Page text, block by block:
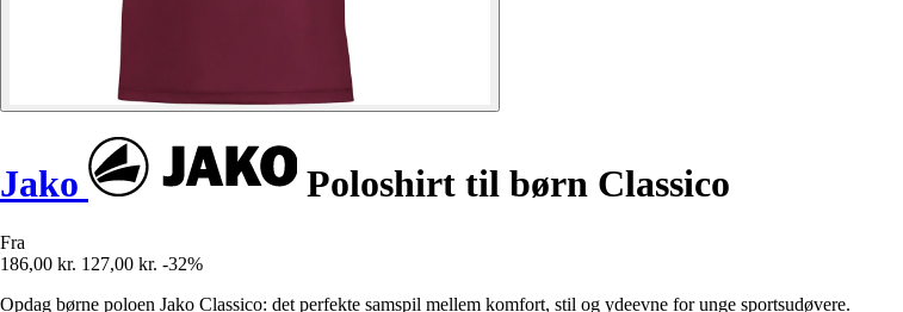
Jako Poloshirt til børn Classico
Fra
186,00 kr. 127,00 kr. -32%
Opdag børne poloen Jako Classico: det perfekte samspil mellem komfort, stil og ydeevne for unge sportsudøvere.